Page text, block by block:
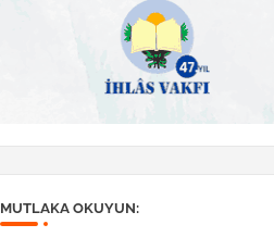
MUTLAKA OKUYUN: